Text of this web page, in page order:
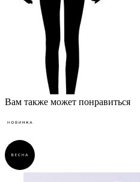
Вам также может понравиться